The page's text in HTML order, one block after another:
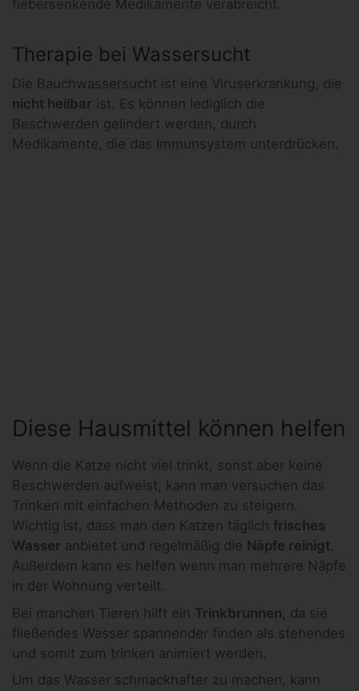
fiebersenkende Medikamente verabreicht.
Therapie bei Wassersucht
Die Bauchwassersucht ist eine Viruserkrankung, die
nicht heilbar ist. Es können lediglich die
Beschwerden gelindert werden, durch
Medikamente, die das Immunsystem unterdrücken.
Diese Hausmittel können helfen
Wenn die Katze nicht viel trinkt, sonst aber keine
Beschwerden aufweist, kann man versuchen das
Trinken mit einfachen Methoden zu steigern.
Wichtig ist, dass man den Katzen täglich frisches
Wasser anbietet und regelmäßig die Näpfe reinigt.
Außerdem kann es helfen wenn man mehrere Näpfe
in der Wohnung verteilt.
Bei manchen Tieren hilft ein Trinkbrunnen , da sie
fließendes Wasser spannender finden als stehendes
und somit zum trinken animiert werden.
Um das Wasser schmackhafter zu machen, kann